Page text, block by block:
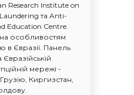
Research Institute on
та Anti-
Education Centre.
особливостям
в Євразії. Панель
мережі -
Киргизстан,